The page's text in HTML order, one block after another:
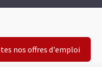
nos offres d'emploi